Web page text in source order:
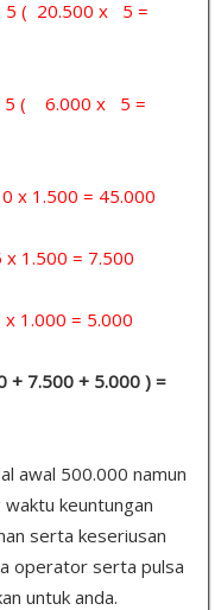
5 ( 20.500 x 5 =
5 ( 6.000 x 5 =
= 45.000
= 7.500
= 5.000
+ 7.500 + 5.000 ) =
awal 500.000 namun
keuntungan
serta keseriusan
operator serta pulsa
untuk anda.